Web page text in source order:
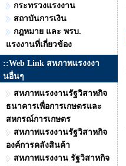
กระทรวงแรงงาน
สถาบันการเงิน
กฎหมาย และ พรบ.
แรงงานที่เกี่ยวข้อง
::Web Link สหภาพแรงงงา
นอื่นๆ
สหภาพแรงงานรัฐวิสาหกิจ
ธนาคารเพื่อการเกษตรและ
สหกรณ์การเกษตร
สหภาพแรงงานรัฐวิสาหกิจ
องค์การคลังสินค้า
สหภาพแรงงาน รัฐวิสาหกิจ